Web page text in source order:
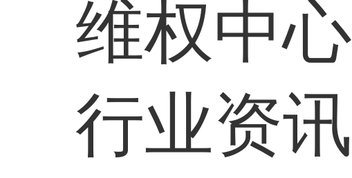
维权中心
行业资讯